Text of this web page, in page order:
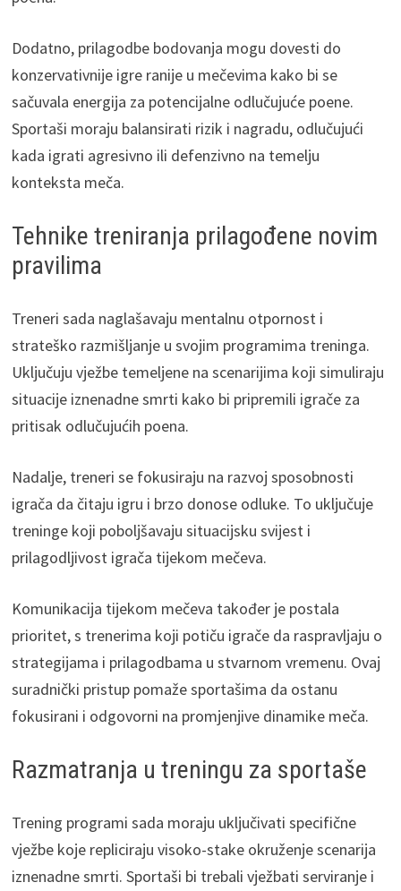
Dodatno, prilagodbe bodovanja mogu dovesti do
konzervativnije igre ranije u mečevima kako bi se
sačuvala energija za potencijalne odlučujuće poene.
Sportaši moraju balansirati rizik i nagradu, odlučujući
kada igrati agresivno ili defenzivno na temelju
konteksta meča.
Tehnike treniranja prilagođene novim
pravilima
Treneri sada naglašavaju mentalnu otpornost i
strateško razmišljanje u svojim programima treninga.
Uključuju vježbe temeljene na scenarijima koji simuliraju
situacije iznenadne smrti kako bi pripremili igrače za
pritisak odlučujućih poena.
Nadalje, treneri se fokusiraju na razvoj sposobnosti
igrača da čitaju igru i brzo donose odluke. To uključuje
treninge koji poboljšavaju situacijsku svijest i
prilagodljivost igrača tijekom mečeva.
Komunikacija tijekom mečeva također je postala
prioritet, s trenerima koji potiču igrače da raspravljaju o
strategijama i prilagodbama u stvarnom vremenu. Ovaj
suradnički pristup pomaže sportašima da ostanu
fokusirani i odgovorni na promjenjive dinamike meča.
Razmatranja u treningu za sportaše
Trening programi sada moraju uključivati specifične
vježbe koje repliciraju visoko-stake okruženje scenarija
iznenadne smrti. Sportaši bi trebali vježbati serviranje i